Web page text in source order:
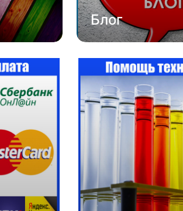
Блог